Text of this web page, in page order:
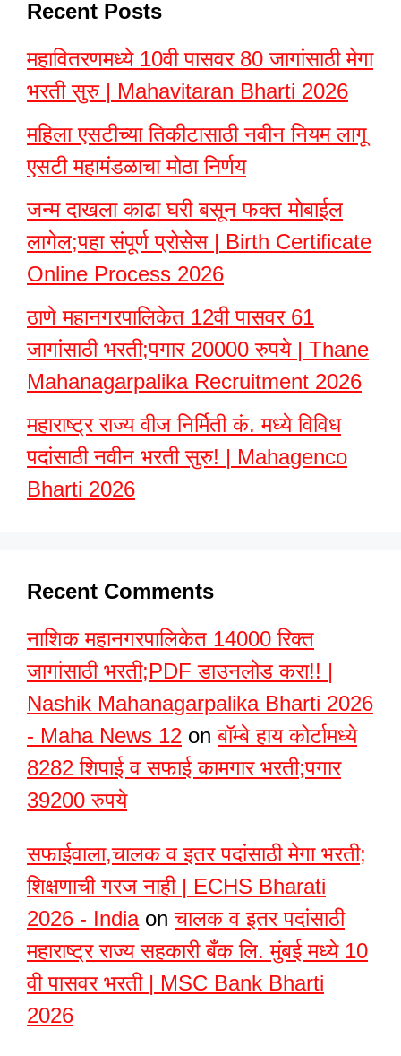
Recent Posts
महावितरणमध्ये 10वी पासवर 80 जागांसाठी मेगा
भरती सुरु | Mahavitaran Bharti 2026
महिला एसटीच्या तिकीटासाठी नवीन नियम लागू
एसटी महामंडळाचा मोठा निर्णय
जन्म दाखला काढा घरी बसून फक्त मोबाईल
लागेल;पहा संपूर्ण प्रोसेस | Birth Certificate
Online Process 2026
ठाणे महानगरपालिकेत 12वी पासवर 61
जागांसाठी भरती;पगार 20000 रुपये | Thane
Mahanagarpalika Recruitment 2026
महाराष्ट्र राज्य वीज निर्मिती कं. मध्ये विविध
पदांसाठी नवीन भरती सुरु! | Mahagenco
Bharti 2026
Recent Comments
नाशिक महानगरपालिकेत 14000 रिक्त
जागांसाठी भरती;PDF डाउनलोड करा!! |
Nashik Mahanagarpalika Bharti 2026
- Maha News 12 onबॉम्बे हाय कोर्टामध्ये
8282 शिपाई व सफाई कामगार भरती;पगार
39200 रुपये
सफाईवाला,चालक व इतर पदांसाठी मेगा भरती;
शिक्षणाची गरज नाही | ECHS Bharati
2026 - Indiaonचालक व इतर पदांसाठी
महाराष्ट्र राज्य सहकारी बँक लि. मुंबई मध्ये 10
वी पासवर भरती | MSC Bank Bharti
2026